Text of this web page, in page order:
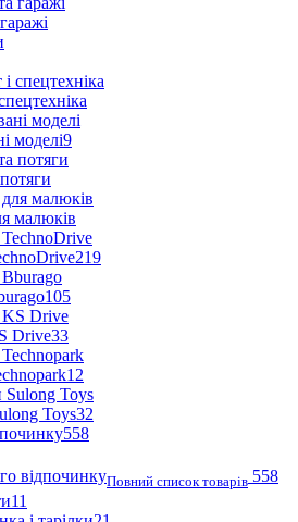
моделі9
малюків
219
105
Drive33
12
Toys32
558
відпочинкуПовний список товарів 558
11